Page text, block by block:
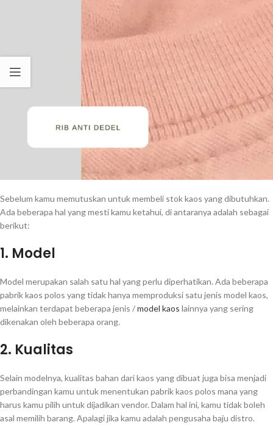
Sebelum kamu memutuskan untuk membeli stok kaos yang dibutuhkan.
Ada beberapa hal yang mesti kamu ketahui, di antaranya adalah sebagai
berikut:
1. Model
Model merupakan salah satu hal yang perlu diperhatikan. Ada beberapa
pabrik kaos polos yang tidak hanya memproduksi satu jenis model kaos,
melainkan terdapat beberapa jenis /model kaos lainnya yang sering
dikenakan oleh beberapa orang.
2. Kualitas
Selain modelnya, kualitas bahan dari kaos yang dibuat juga bisa menjadi
perbandingan kamu untuk menentukan pabrik kaos polos mana yang
harus kamu pilih untuk dijadikan vendor. Dalam hal ini, kamu tidak boleh
asal memilih barang. Apalagi jika kamu adalah pengusaha baju distro.